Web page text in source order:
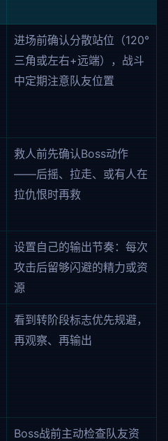
进场前确认分散站位（120°
三角或左右+远端），战斗
中定期注意队友位置
救人前先确认Boss动作
——后摇、拉走、或有人在
拉仇恨时再救
设置自己的输出节奏：每次
攻击后留够闪避的精力或资
源
看到转阶段标志优先规避，
再观察、再输出
Boss战前主动检查队友资